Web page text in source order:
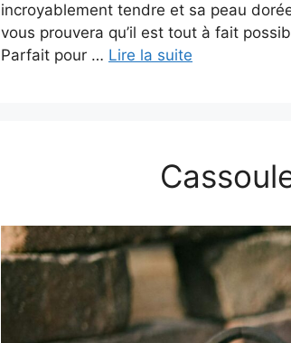
incroyablement tendre et sa peau
vous prouvera qu’il est tout à fait
Parfait pour … Lire la suite